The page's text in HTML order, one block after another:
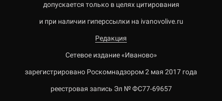
допускается только в целях цитирования
и при наличии гиперссылки на ivanovolive.ru
Редакция
Сетевое издание «Иваново»
зарегистрировано Роскомнадзором 2 мая 2017 года
реестровая запись Эл № ФС77-69657